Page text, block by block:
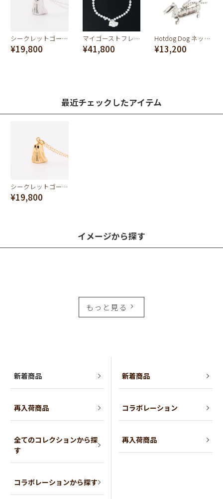
シークレットゴースト ネックレス シルバー925×ロジウムメッキ
¥19,800
マイゴーストフレンド パール ネックレス
¥41,800
Hotdog Dog ネックレス (シルバー)
¥13,200
最近チェックしたアイテム
シークレットゴースト ネックレス シルバー925×ゴールドメッキ
¥19,800
イメージから探す
もっと見る
新着商品
再入荷商品
全てのコレクションから探
す
コラボレーションから探す
新着商品
コラボレーション
再入荷商品